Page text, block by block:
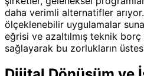
daha verimli alternatifler
ölçeklenebilir uygulamalar
eğrisi ve azaltılmış teknik borç
sağlayarak bu zorlukların